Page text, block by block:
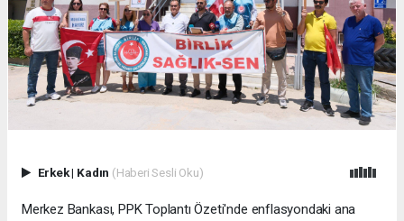
Erkek| Kadın (Haberi Sesli Oku)
Merkez Bankası, PPK Toplantı Özeti'nde enflasyondaki ana